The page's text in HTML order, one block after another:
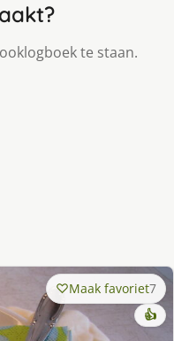
te staan.
Maak favoriet7
👍